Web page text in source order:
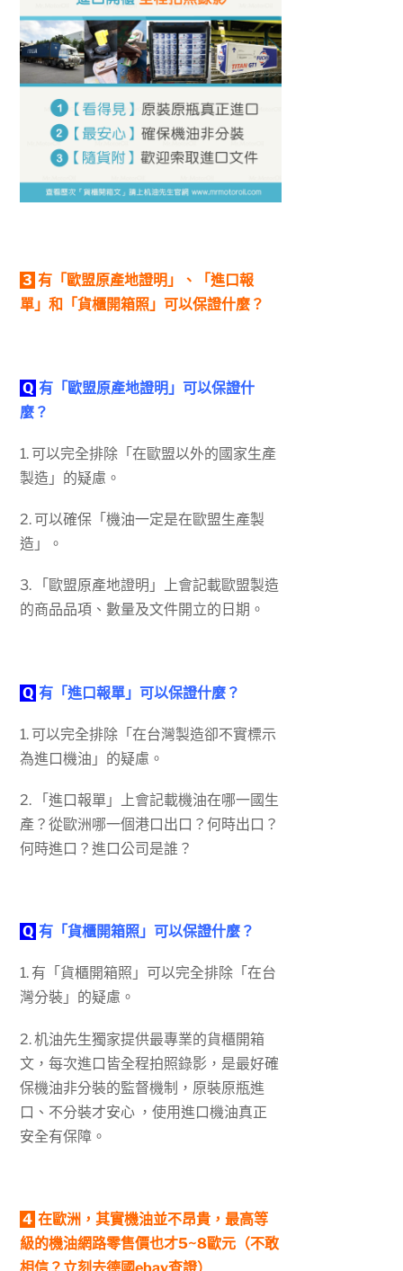
3 有「歐盟原產地證明」、「進口報
單」和「貨櫃開箱照」可以保證什麼？
Q 有「歐盟原產地證明」可以保證什
麼？
1. 可以完全排除「在歐盟以外的國家生產
製造」的疑慮。
2. 可以確保「機油一定是在歐盟生產製
造」。
3. 「歐盟原產地證明」上會記載歐盟製造
的商品品項、數量及文件開立的日期。
Q 有「進口報單」可以保證什麼？
1. 可以完全排除「在台灣製造卻不實標示
為進口機油」的疑慮。
2. 「進口報單」上會記載機油在哪一國生
產？從歐洲哪一個港口出口？何時出口？
何時進口？進口公司是誰？
Q 有「貨櫃開箱照」可以保證什麼？
1. 有「貨櫃開箱照」可以完全排除「在台
灣分裝」的疑慮。
2.机油先生獨家提供最專業的貨櫃開箱
文，每次進口皆全程拍照錄影，是最好確
保機油非分裝的監督機制，原裝原瓶進
口、不分裝才安心 ，使用進口機油真正
安全有保障。
4 在歐洲，其實機油並不昂貴，最高等
級的機油網路零售價也才5~8歐元（不敢